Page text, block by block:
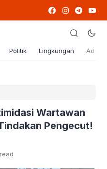
Politik Lingkungan
Wartawan
Pengecut!